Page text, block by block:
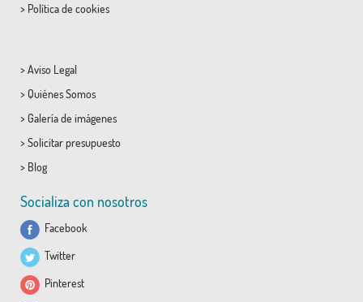
> Política de cookies
> Aviso Legal
> Quiénes Somos
> Galería de imágenes
> Solicitar presupuesto
> Blog
Socializa con nosotros
Facebook
Twitter
Pinterest